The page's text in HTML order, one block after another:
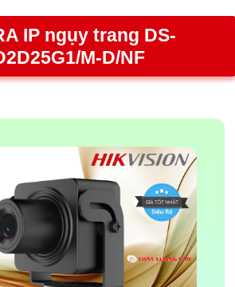
IP ngụy trang DS-
M-D/NF